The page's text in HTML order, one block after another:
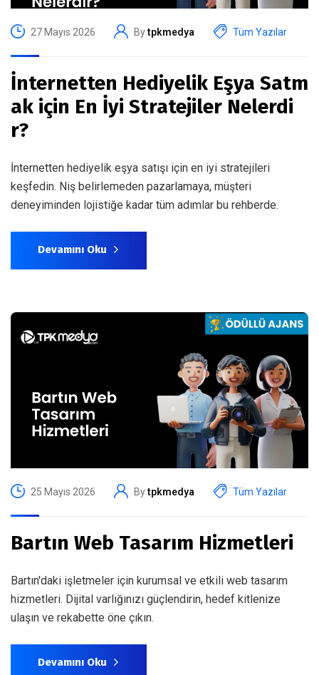
27 Mayıs 2026 Bytpkmedya Tüm Yazılar
İnternetten Hediyelik Eşya Satm
ak için En İyi Stratejiler Nelerdi
r?
İnternetten hediyelik eşya satışı için en iyi stratejileri
keşfedin. Niş belirlemeden pazarlamaya, müşteri
deneyiminden lojistiğe kadar tüm adımlar bu rehberde.
Devamını Oku
25 Mayıs 2026 Bytpkmedya Tüm Yazılar
Bartın Web Tasarım Hizmetleri
Bartın'daki işletmeler için kurumsal ve etkili web tasarım
hizmetleri. Dijital varlığınızı güçlendirin, hedef kitlenize
ulaşın ve rekabette öne çıkın.
Devamını Oku